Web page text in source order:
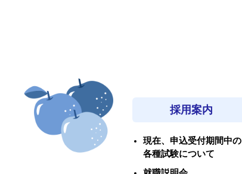
採用案内
現在、申込受付期間中の
各種試験について